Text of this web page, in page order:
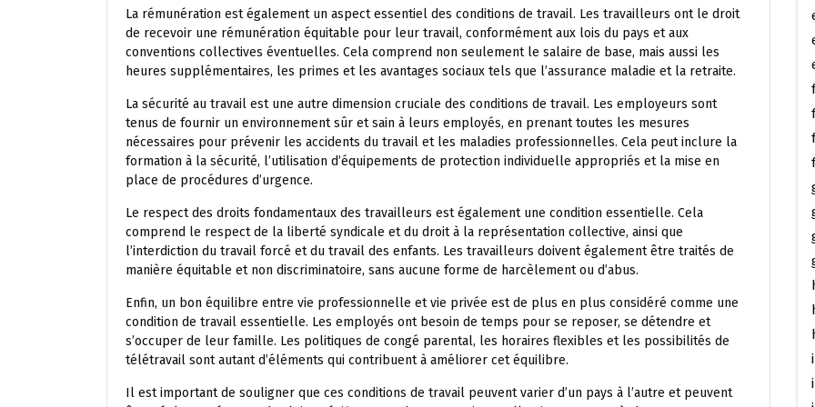
La rémunération est également un aspect essentiel des conditions de travail. Les travailleurs ont le droit
de recevoir une rémunération équitable pour leur travail, conformément aux lois du pays et aux
conventions collectives éventuelles. Cela comprend non seulement le salaire de base, mais aussi les
heures supplémentaires, les primes et les avantages sociaux tels que l’assurance maladie et la retraite.
La sécurité au travail est une autre dimension cruciale des conditions de travail. Les employeurs sont
tenus de fournir un environnement sûr et sain à leurs employés, en prenant toutes les mesures
nécessaires pour prévenir les accidents du travail et les maladies professionnelles. Cela peut inclure la
formation à la sécurité, l’utilisation d’équipements de protection individuelle appropriés et la mise en
place de procédures d’urgence.
Le respect des droits fondamentaux des travailleurs est également une condition essentielle. Cela
comprend le respect de la liberté syndicale et du droit à la représentation collective, ainsi que
l’interdiction du travail forcé et du travail des enfants. Les travailleurs doivent également être traités de
manière équitable et non discriminatoire, sans aucune forme de harcèlement ou d’abus.
Enfin, un bon équilibre entre vie professionnelle et vie privée est de plus en plus considéré comme une
condition de travail essentielle. Les employés ont besoin de temps pour se reposer, se détendre et
s’occuper de leur famille. Les politiques de congé parental, les horaires flexibles et les possibilités de
télétravail sont autant d’éléments qui contribuent à améliorer cet équilibre.
Il est important de souligner que ces conditions de travail peuvent varier d’un pays à l’autre et peuvent